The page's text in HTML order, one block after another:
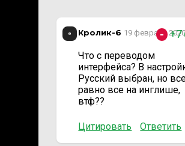
Кролик-6 19 февраля
Что с переводом
интерфейса? В
Русский выбран, но
равно все на инглише,
втф??
Цитировать Ответить
- +7